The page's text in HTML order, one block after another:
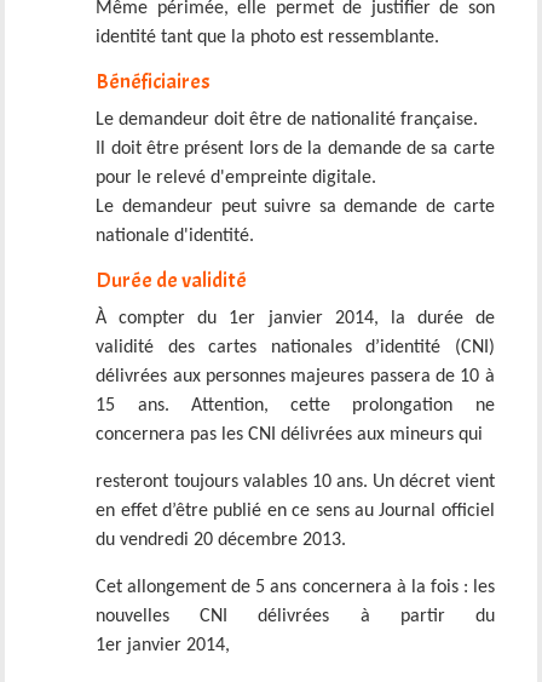
Même périmée, elle permet de justifier de son
identité tant que la photo est ressemblante.
Bénéficiaires
Le demandeur doit être de nationalité française.
Il doit être présent lors de la demande de sa carte
pour le relevé d'empreinte digitale.
Le demandeur peut suivre sa demande de carte
nationale d'identité.
Durée de validité
À compter du 1er janvier 2014, la durée de
validité des cartes nationales d’identité (CNI)
délivrées aux personnes majeures passera de 10 à
15 ans. Attention, cette prolongation ne
concernera pas les CNI délivrées aux mineurs qui
resteront toujours valables 10 ans. Un décret vient
en effet d’être publié en ce sens au Journal officiel
du vendredi 20 décembre 2013.
Cet allongement de 5 ans concernera à la fois : les
nouvelles CNI délivrées à partir du
1er janvier 2014,